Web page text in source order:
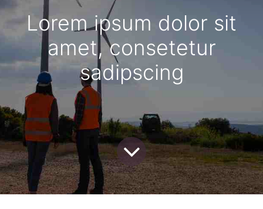
Lorem ipsum dolor sit
amet, consetetur
sadipscing